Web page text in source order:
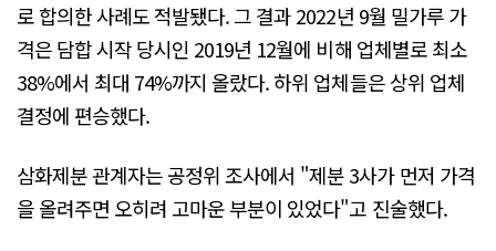
로 합의한 사례도 적발됐다. 그 결과 2022년 9월 밀가루 가
격은 담합 시작 당시인 2019년 12월에 비해 업체별로 최소
38%에서 최대 74%까지 올랐다. 하위 업체들은 상위 업체
결정에 편승했다.
삼화제분 관계자는 공정위 조사에서 "제분 3사가 먼저 가격
을 올려주면 오히려 고마운 부분이 있었다"고 진술했다.